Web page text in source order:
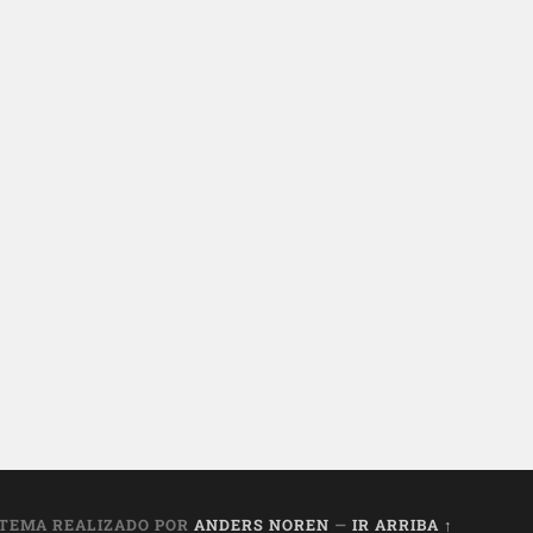
REALIZADO POR ANDERS NOREN — IR ARRIBA ↑